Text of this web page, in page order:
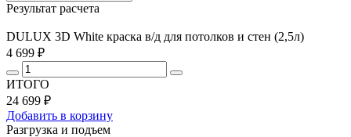
Результат расчета
DULUX 3D White краска в/д для потолков и стен (2,5л)
4 699 ₽
ИТОГО
24 699 ₽
Добавить в корзину
Разгрузка и подъем